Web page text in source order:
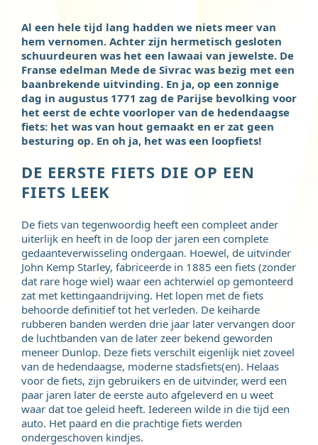
Al een hele tijd lang hadden we niets meer van
hem vernomen. Achter zijn hermetisch gesloten
schuurdeuren was het een lawaai van jewelste. De
Franse edelman Mede de Sivrac was bezig met een
baanbrekende uitvinding. En ja, op een zonnige
dag in augustus 1771 zag de Parijse bevolking voor
het eerst de echte voorloper van de hedendaagse
fiets: het was van hout gemaakt en er zat geen
besturing op. En oh ja, het was een loopfiets!
DE EERSTE FIETS DIE OP EEN
FIETS LEEK
De fiets van tegenwoordig heeft een compleet ander
uiterlijk en heeft in de loop der jaren een complete
gedaanteverwisseling ondergaan. Hoewel, de uitvinder
John Kemp Starley, fabriceerde in 1885 een fiets (zonder
dat rare hoge wiel) waar een achterwiel op gemonteerd
zat met kettingaandrijving. Het lopen met de fiets
behoorde definitief tot het verleden. De keiharde
rubberen banden werden drie jaar later vervangen door
de luchtbanden van de later zeer bekend geworden
meneer Dunlop. Deze fiets verschilt eigenlijk niet zoveel
van de hedendaagse, moderne stadsfiets(en). Helaas
voor de fiets, zijn gebruikers en de uitvinder, werd een
paar jaren later de eerste auto afgeleverd en u weet
waar dat toe geleid heeft. Iedereen wilde in die tijd een
auto. Het paard en die prachtige fiets werden
ondergeschoven kindjes.